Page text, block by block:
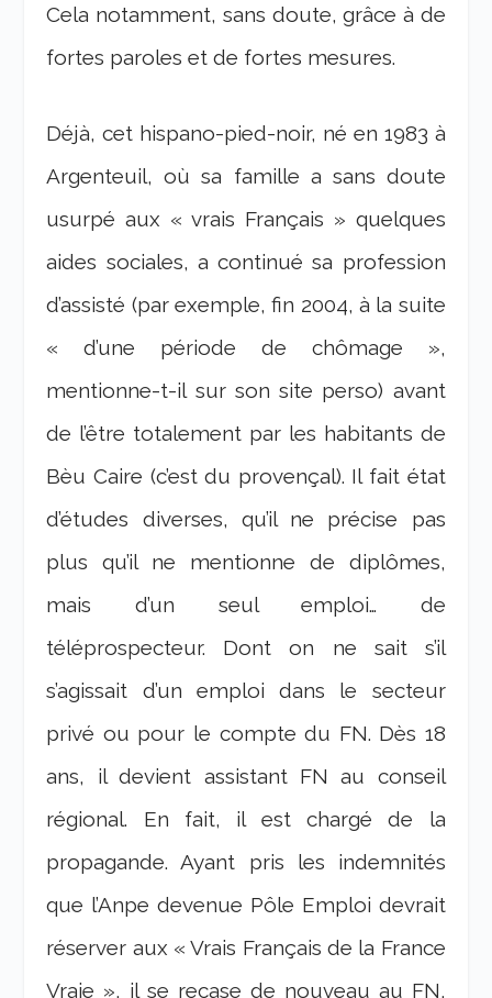
Cela notamment, sans doute, grâce à de
fortes paroles et de fortes mesures.
Déjà, cet hispano-pied-noir, né en 1983 à
Argenteuil, où sa famille a sans doute
usurpé aux « vrais Français » quelques
aides sociales, a continué sa profession
d’assisté (par exemple, fin 2004, à la suite
« d’une période de chômage »,
mentionne-t-il sur son site perso) avant
de l’être totalement par les habitants de
Bèu Caire (c’est du provençal). Il fait état
d’études diverses, qu’il ne précise pas
plus qu’il ne mentionne de diplômes,
mais d’un seul emploi… de
téléprospecteur. Dont on ne sait s’il
s’agissait d’un emploi dans le secteur
privé ou pour le compte du FN. Dès 18
ans, il devient assistant FN au conseil
régional. En fait, il est chargé de la
propagande. Ayant pris les indemnités
que l’Anpe devenue Pôle Emploi devrait
réserver aux « Vrais Français de la France
Vraie », il se recase de nouveau au FN,